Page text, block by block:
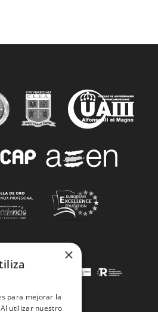
×
para mejorar la
utilizar nuestro